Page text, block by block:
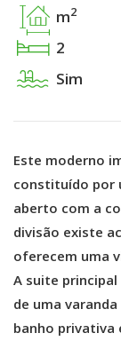
m2
2
Sim
Este moderno
constituído por
aberto com a
divisão existe
oferecem uma
A suite
de uma
banho privativa